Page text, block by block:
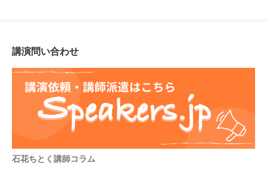
講演問い合わせ
石花ちとく講師コラム